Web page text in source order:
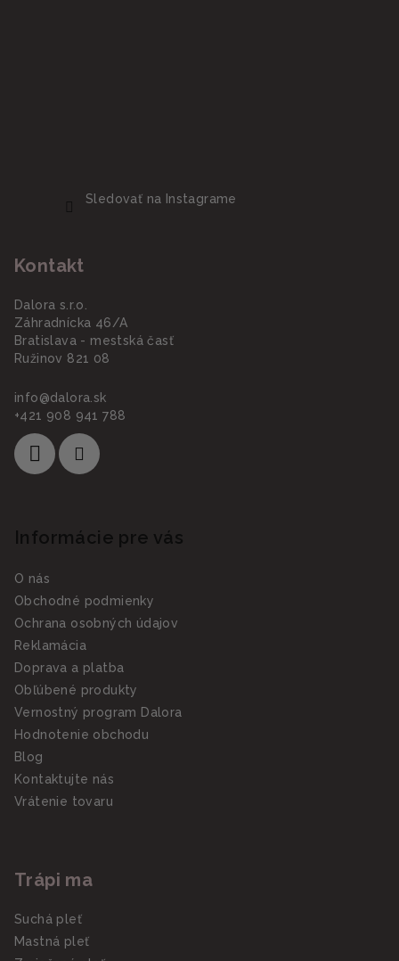
Sledovať na Instagrame
Kontakt
Dalora s.r.o.
Záhradnícka 46/A
Bratislava - mestská časť
Ružinov 821 08
info@dalora.sk
+421 908 941 788
Informácie pre vás
O nás
Obchodné podmienky
Ochrana osobných údajov
Reklamácia
Doprava a platba
Obľúbené produkty
Vernostný program Dalora
Hodnotenie obchodu
Blog
Kontaktujte nás
Vrátenie tovaru
Trápi ma
Suchá pleť
Mastná pleť